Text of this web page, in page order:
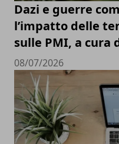
Dazi e guerre
l’impatto delle
sulle PMI, a cura
08/07/2026